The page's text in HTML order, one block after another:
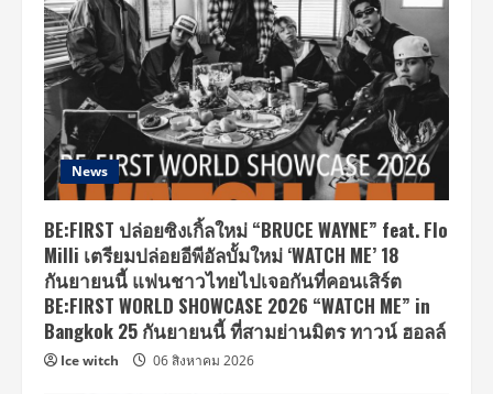
News
BE:FIRST ปล่อยซิงเกิ้ลใหม่ “BRUCE WAYNE” feat. Flo
Milli เตรียมปล่อยอีพีอัลบั้มใหม่ ‘WATCH ME’ 18
กันยายนนี้ แฟนชาวไทยไปเจอกันที่คอนเสิร์ต
BE:FIRST WORLD SHOWCASE 2026 “WATCH ME” in
Bangkok 25 กันยายนนี้ ที่สามย่านมิตร ทาวน์ ฮอลล์
Ice witch 06 สิงหาคม 2026